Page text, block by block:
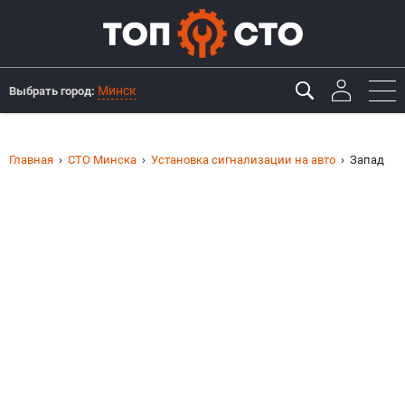
Выбрать город: Минск
Главная СТО Минска Установка сигнализации на авто Запад